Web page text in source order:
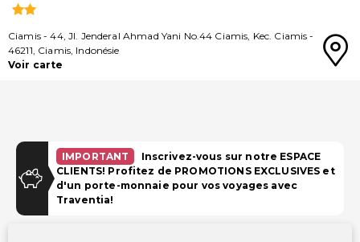
Ciamis-44, Jl. Jenderal Ahmad Yani No.44 Ciamis, Kec. Ciamis -
46211, Ciamis, Indonésie
Voir carte
IMPORTANT
Inscrivez-vous sur notre ESPACE
CLIENTS! Profitez de PROMOTIONS EXCLUSIVES et
d'un porte-monnaie pour vos voyages avec
Traventia!